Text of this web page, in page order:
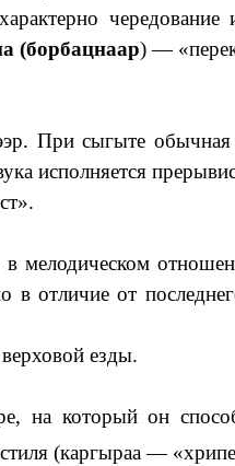
(борбацнаар) —
При сыгыте обычная
исполняется
в мелодическом
в отличие от
езды.
на который он
(каргыраа —